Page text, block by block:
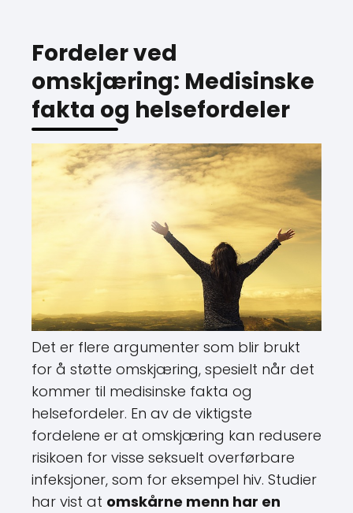
Fordeler ved
omskjæring: Medisinske
fakta og helsefordeler
Det er flere argumenter som blir brukt
for å støtte omskjæring, spesielt når det
kommer til medisinske fakta og
helsefordeler. En av de viktigste
fordelene er at omskjæring kan redusere
risikoen for visse seksuelt overførbare
infeksjoner, som for eksempel hiv. Studier
har vist at omskårne menn har en